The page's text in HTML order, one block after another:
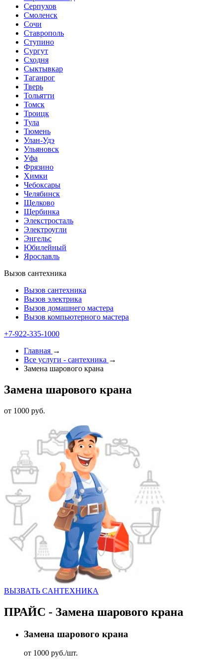
Серпухов
Смоленск
Сочи
Ставрополь
Ступино
Сургут
Сходня
Сыктывкар
Таганрог
Тверь
Тольятти
Томск
Троицк
Тула
Тюмень
Улан-Удэ
Ульяновск
Уфа
Фрязино
Химки
Чебоксары
Челябинск
Щелково
Щербинка
Элекстросталь
Электроугли
Энгельс
Юбилейный
Ярославль
Вызов сантехника
Вызов сантехника
Вызов электрика
Вызов домашнего мастера
Вызов компьютерного мастера
+7-922-335-1000
Главная →
Все услуги - cантехника →
Замена шарового крана
Замена шарового крана
от 1000 руб.
ВЫЗВАТЬ CАНТЕХНИКА
ПРАЙС - Замена шарового крана
Замена шарового крана
от 1000 руб./шт.